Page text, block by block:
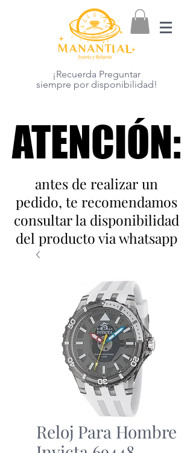
¡Recuerda Preguntar
siempre por disponibilidad!
ATENCIÓN:
ATENCIÓN:
antes de realizar un
pedido, te recomendamos
consultar la disponibilidad
del producto via whatsapp
Reloj Para Hombre